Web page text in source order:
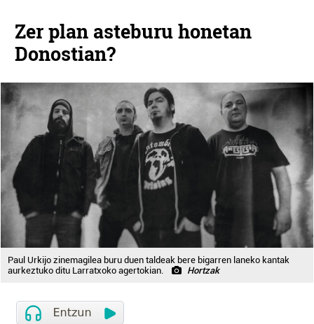
Zer plan asteburu honetan
Donostian?
Paul Urkijo zinemagilea buru duen taldeak bere bigarren laneko kantak
aurkeztuko ditu Larratxoko agertokian.
Hortzak